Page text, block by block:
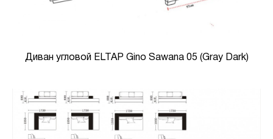
Диван угловой ELTAP Gino Sawana 05 (Gray Dark)